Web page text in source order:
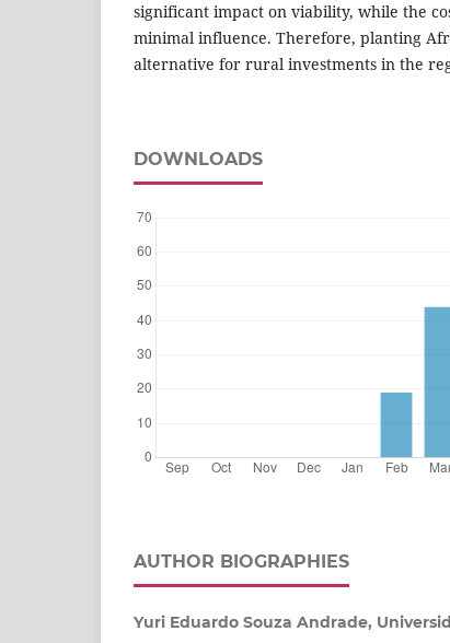
significant impact on viability, while the
minimal influence. Therefore, planting
alternative for rural investments in the
DOWNLOADS
AUTHOR BIOGRAPHIES
Yuri Eduardo Souza Andrade,